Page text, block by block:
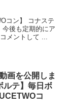
コン】 コナステ
後も定期的にア
メントして ...
画を公開しま
ルテ】毎日ボ
コ